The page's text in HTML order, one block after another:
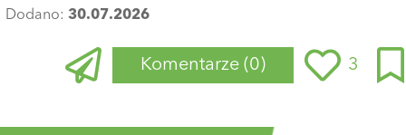
Dodano: 30.07.2026
Komentarze (0) 3